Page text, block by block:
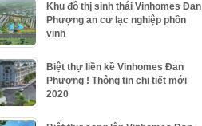
Khu đô thị sinh thái Vinhomes Đan
Phượng an cư lạc nghiệp phồn
vinh
Biệt thự liền kề Vinhomes Đan
Phượng ! Thông tin chi tiết mới
2020